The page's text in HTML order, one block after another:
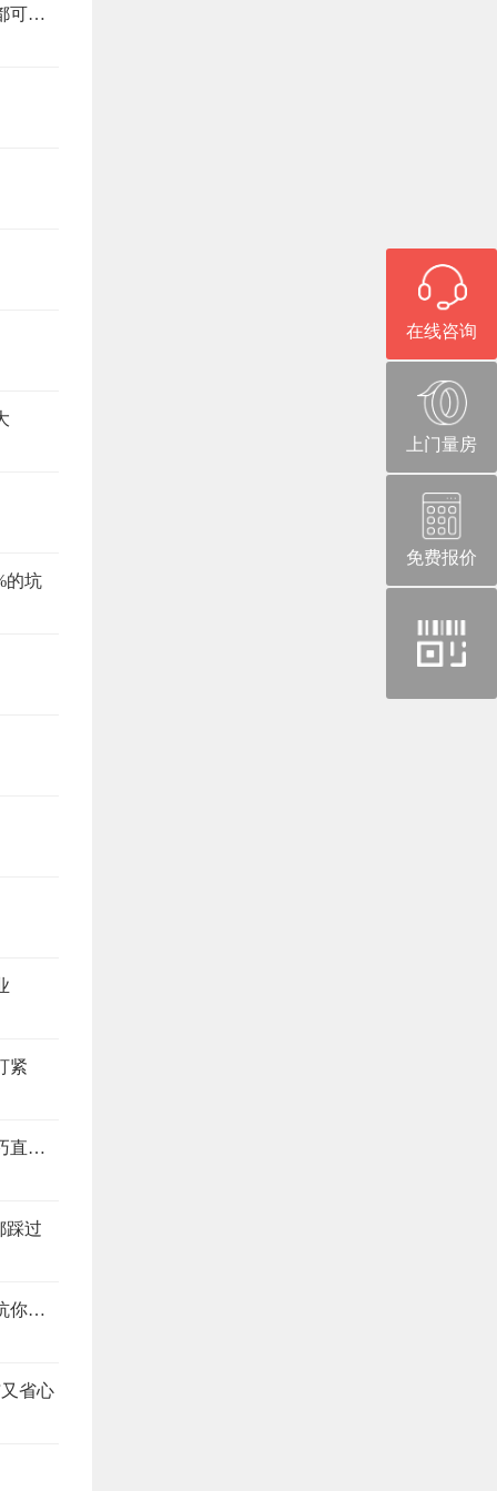
在线咨询
上门量房
免费报价
微
旧房改造避坑指南，这6个注意事项，少看一个都可能返工
的坑
紧
装修别当冤大头，这4个地方最易踩坑，避坑技巧直接抄
踩过
装修公司预算报价怎么看？搞懂这4个地方，想坑你都难
省心